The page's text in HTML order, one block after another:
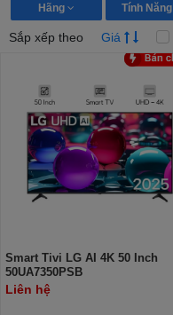
Hãng Tính Năng
Sắp xếp theo Giá
Smart Tivi LG AI 4K 50 Inch
50UA7350PSB
Liên hệ